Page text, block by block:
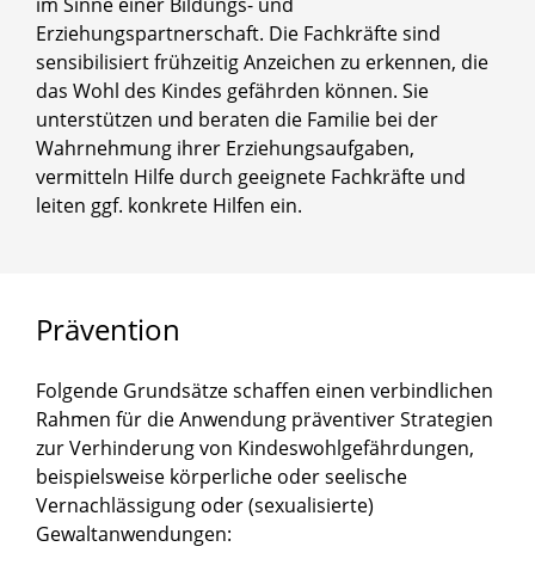
Erziehungspartnerschaft. Die Fachkräfte sind
sensibilisiert frühzeitig Anzeichen zu erkennen, die
das Wohl des Kindes gefährden können. Sie
unterstützen und beraten die Familie bei der
Wahrnehmung ihrer Erziehungsaufgaben,
vermitteln Hilfe durch geeignete Fachkräfte und
leiten ggf. konkrete Hilfen ein.
Prävention
Folgende Grundsätze schaffen einen verbindlichen
Rahmen für die Anwendung präventiver Strategien
zur Verhinderung von Kindeswohlgefährdungen,
beispielsweise körperliche oder seelische
Vernachlässigung oder (sexualisierte)
Gewaltanwendungen: